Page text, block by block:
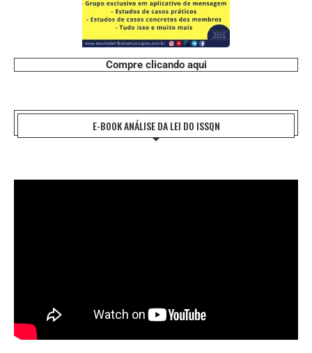
Compre clicando aqui
E-BOOK ANÁLISE DA LEI DO ISSQN